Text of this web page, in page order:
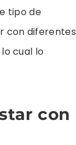
tipo de
con diferentes
cual lo
con